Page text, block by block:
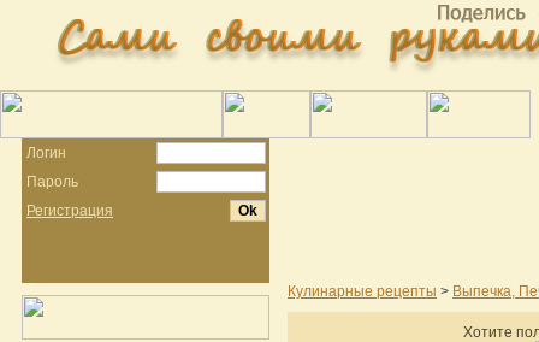
Логин
Пароль
Регистрация
Кулинарные рецепты > Выпечка,
Хотите